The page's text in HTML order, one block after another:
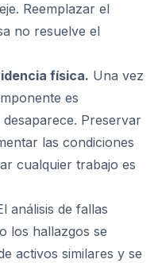
Reemplazar el
no resuelve el
física. Una vez
es
Preservar
las condiciones
cualquier trabajo es
análisis de fallas
los hallazgos se
activos similares y se